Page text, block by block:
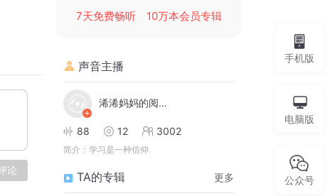
论
7天免费畅听
10万本会员专辑
声音主播
浠浠妈妈的阅读世界
88 12 3002
简介： 学习是一种信仰
TA的专辑 更多
手机版
电脑版
公众号